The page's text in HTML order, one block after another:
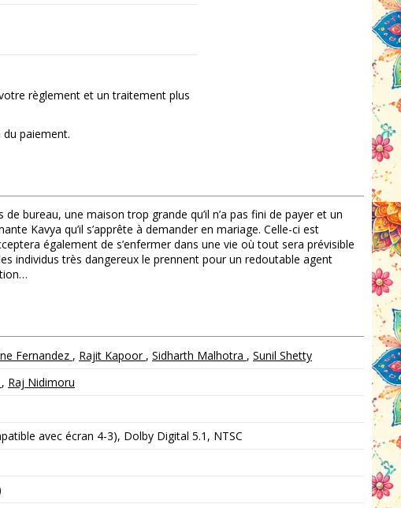
règlement et un traitement plus
paiement.
bureau, une maison trop grande qu’il n’a pas fini de payer et un
Kavya qu’il s’apprête à demander en mariage. Celle-ci est
également de s’enfermer dans une vie où tout sera prévisible
individus très dangereux le prennent pour un redoutable agent
Fernandez , Rajit Kapoor , Sidharth Malhotra , Sunil Shetty
, Raj Nidimoru
avec écran 4-3), Dolby Digital 5.1, NTSC